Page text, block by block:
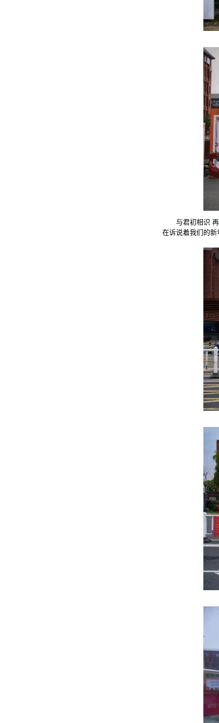
与君初相识
在诉说着我们的